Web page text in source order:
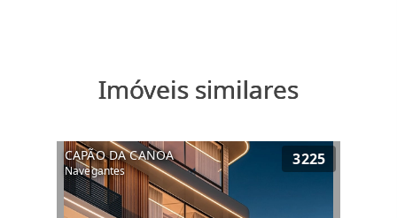
Imóveis similares
CAPÃO DA CANOA
Navegantes
3225